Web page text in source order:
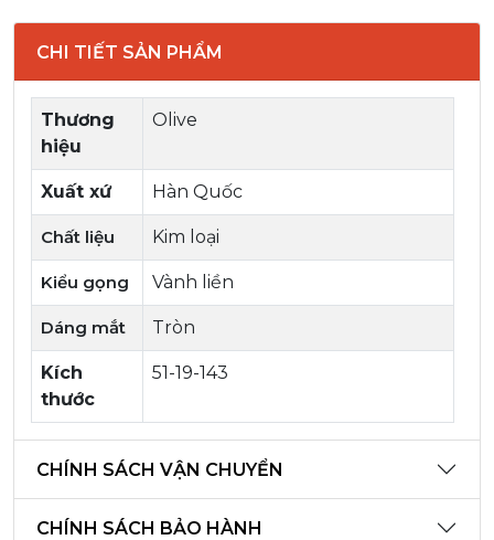
CHI TIẾT SẢN PHẨM
Thương
hiệu
Olive
Xuất xứ Hàn Quốc
Chất liệu Kim loại
Kiểu gọng Vành liền
Dáng mắt Tròn
Kích
thước
51-19-143
CHÍNH SÁCH VẬN CHUYỂN
CHÍNH SÁCH BẢO HÀNH